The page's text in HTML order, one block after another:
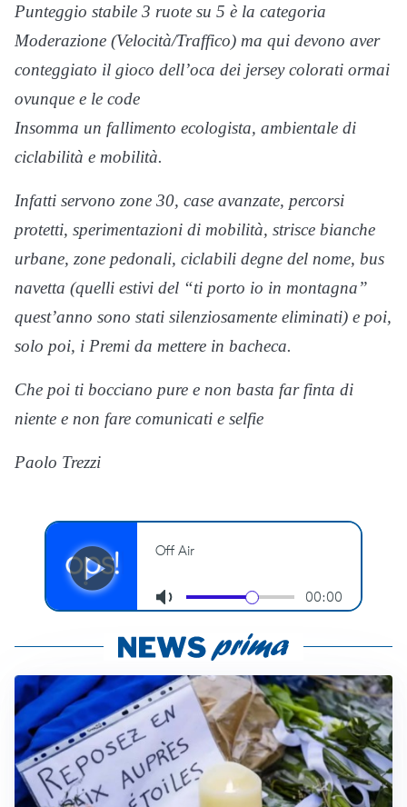
Punteggio stabile 3 ruote su 5 è la categoria
Moderazione (Velocità/Traffico) ma qui devono aver
conteggiato il gioco dell’oca dei jersey colorati ormai
ovunque e le code
Insomma un fallimento ecologista, ambientale di
ciclabilità e mobilità.
Infatti servono zone 30, case avanzate, percorsi
protetti, sperimentazioni di mobilità, strisce bianche
urbane, zone pedonali, ciclabili degne del nome, bus
navetta (quelli estivi del “ti porto io in montagna”
quest’anno sono stati silenziosamente eliminati) e poi,
solo poi, i Premi da mettere in bacheca.
Che poi ti bocciano pure e non basta far finta di
niente e non fare comunicati e selfie
Paolo Trezzi